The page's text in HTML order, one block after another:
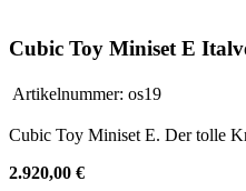
Cubic Toy Miniset E
Artikelnummer: os19
Cubic Toy Miniset E. Der tolle
2.920,00 €